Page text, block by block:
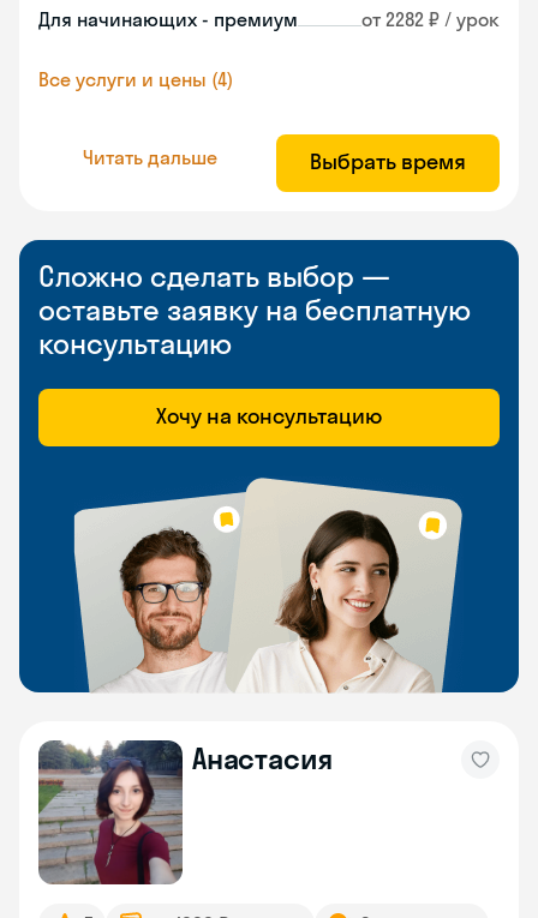
Для начинающих - премиум от 2282 ₽ / урок
Все услуги и цены (4)
Читать дальше Выбрать время
Сложно сделать выбор —
оставьте заявку на бесплатную
консультацию
Хочу на консультацию
Анастасия